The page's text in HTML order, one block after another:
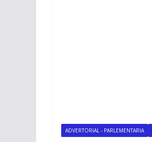
ADVERTORIAL - PARLEMENTARIA